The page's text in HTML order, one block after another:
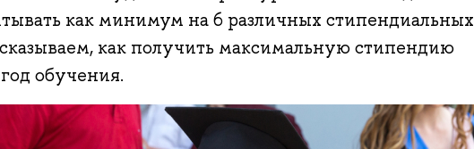
как минимум на 6 различных стипендиальных
как получить максимальную стипендию
обучения.